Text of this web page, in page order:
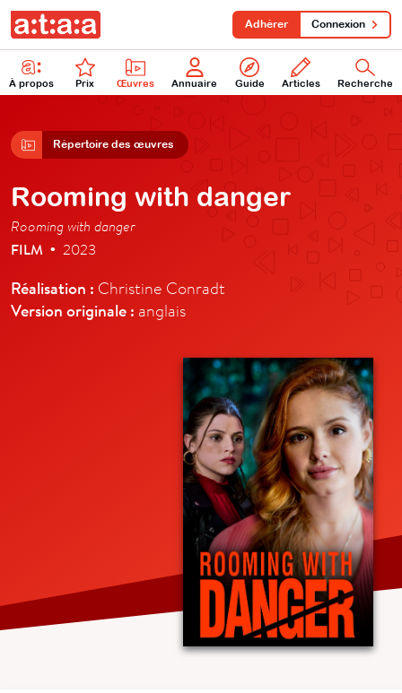
À propos Prix Œuvres Annuaire Guide Articles Recherche
Adhérer Connexion
Répertoire des œuvres
Rooming with danger
Rooming with danger
FILM • 2023
Réalisation : Christine Conradt
Version originale : anglais